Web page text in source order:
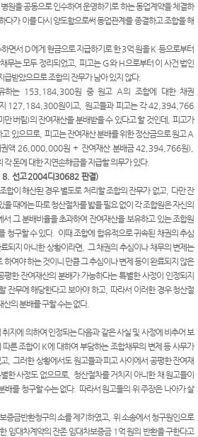
원을 공동으로 인수하여 운영하기로 하는 동업계약을 체결하
다가 이를 다시 양도함으로써 동업관계를 종결하고 조합을 해
면서 D에게 현금으로 지급하기로 한3억 원을K등으로부터
무는 모두 정리되었고,피고는 G와 H으로부터 이 사건 법인
급받았으므로 조합의 잔무가 남아 있지 않다.
하는 153,184,300원 중 원고 A의 조합에 대한 채권
127,184,300원이고,원고들과 피고는 각42,394,766
만 버림)의 잔여재산을 분배받을 수 있다고 할 것인데 ,피고가
고 있으므로, 피고는 잔여재산 분배를 위한 정산금으로 원고A
액 26,000,000원 + 잔여재산 분배금42,394,766원),
각 돈에 대한 지연손해금을 지급할 의무가 있다.
8.선고2004다30682판결)
합이 해산된 경우 별도로 처리할 조합의 잔무가 없고, 다만 잔
때에는 따로 청산절차를 밟을 필요 없이 각 조합원은 자신의
그 분배비율을 초과하여 잔여재산을 보유하고 있는 조합원
청구할 수 있다
이때 조합에 합유적으로 귀속된 채권의 추심
되지 아니한 상황이라면, 그 채권의 추심이나 채무의 변제는
여야 하는 것이니 만큼 그 추심이나 변제 등이 완료되지 않은
한 잔여재산의 분배가 가능하다는 특별한 사정이 인정되지
잔무에 해당한다고 보아야 하고, 따라서 이러한 경우 청산절
의 분배를 구할 수는 없다
지에 의하여 인정되는 다음과 같은 사실 및 사정에 비추어 보
른 조합이 K에 대하여 부담하는 조합채무의 변제 등 사무가
,그러한 상황에서도 원고들과 피고 사이에서 공평한 잔여재
한 사정도 없으므로, 청산절차를 거치지 아니한 채 원고들이
배를 청구할 수는 없다. 따라서 원고들의 위 주장은 나아가 살
증금반환청구의 소를 제기하였고,위 소송에서 청구원인으로
임대차계약의 잔존 임대차보증금 1 억 원의 반환을 구한다고